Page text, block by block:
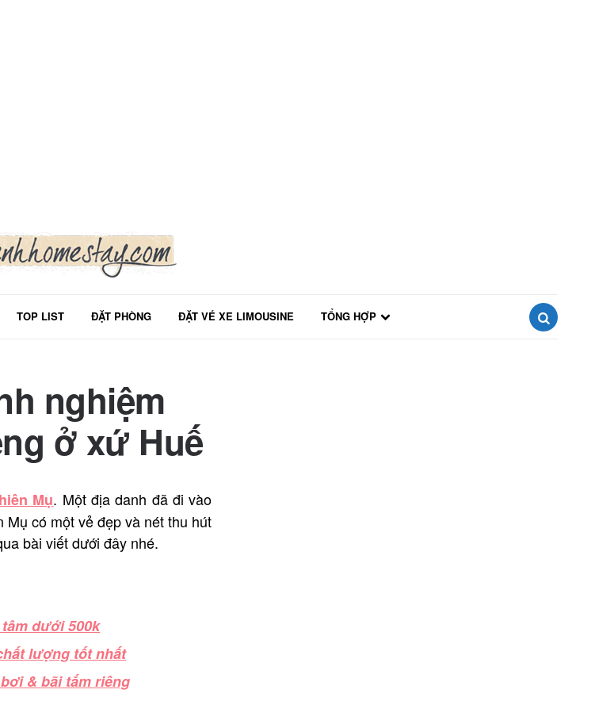
TOP LIST ĐẶT PHÒNG ĐẶT VÉ XE LIMOUSINE
TỔNG HỢP
nghiệm
ở xứ Huế
Mụ. Một địa danh đã đi vào
có một vẻ đẹp và nét thu hút
bài viết dưới đây nhé.
dưới 500k
lượng tốt nhất
& bãi tắm riêng